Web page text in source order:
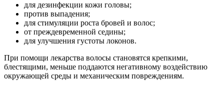
для дезинфекции кожи головы;
против выпадения;
для стимуляции роста бровей и волос;
от преждевременной седины;
для улучшения густоты локонов.
При помощи лекарства волосы становятся крепкими,
блестящими, меньше поддаются негативному воздействию
окружающей среды и механическим повреждениям.